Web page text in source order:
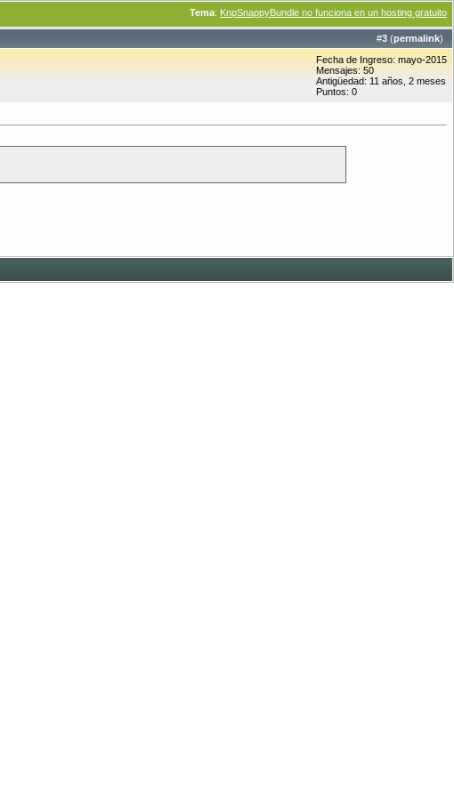
Tema: KnpSnappyBundle no funciona en un hosting gratuito
#3 (permalink)
Fecha de Ingreso: mayo-2015
Mensajes: 50
Antigüedad: 11 años, 2 meses
Puntos: 0